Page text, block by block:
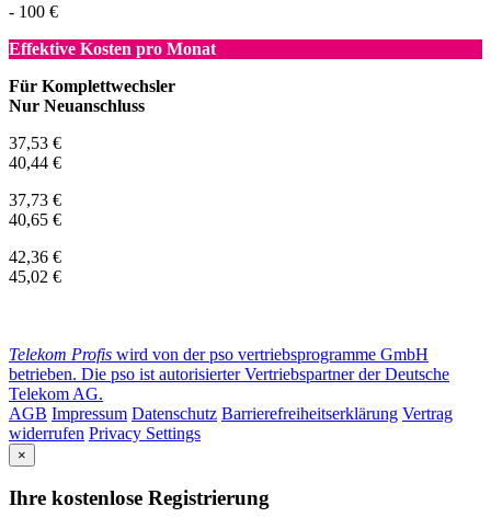
- 100 €
Effektive Kosten pro Monat
Für Komplettwechsler
Nur Neuanschluss
37,53 €
40,44 €
37,73 €
40,65 €
42,36 €
45,02 €
Telekom Profis wird von der pso vertriebsprogramme GmbH
betrieben. Die pso ist autorisierter Vertriebspartner der Deutsche
Telekom AG.
AGB Impressum Datenschutz Barrierefreiheitserklärung Vertrag
widerrufen Privacy Settings
×
Ihre kostenlose Registrierung